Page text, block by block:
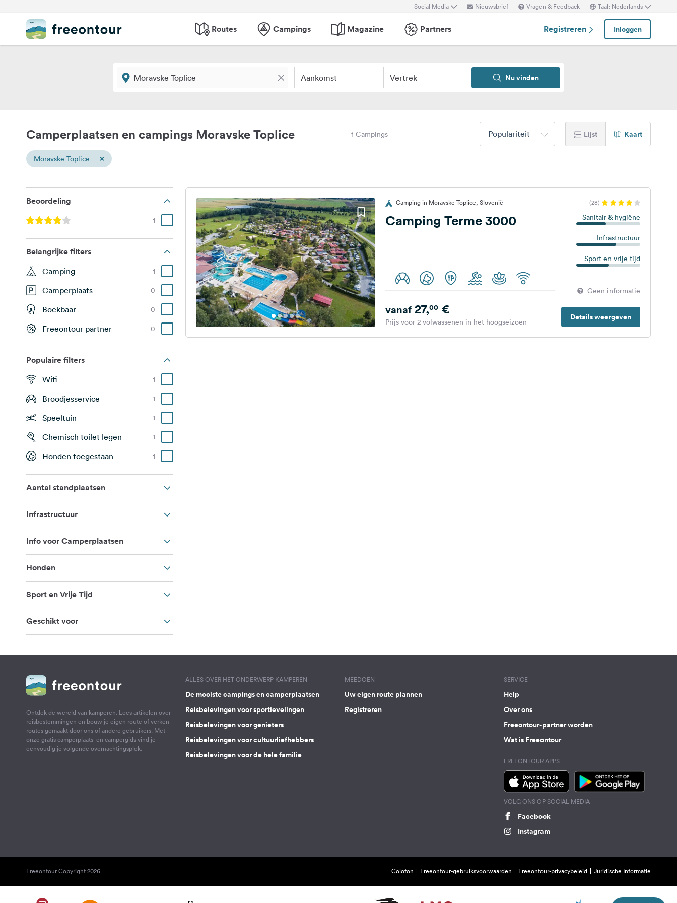
Social Media Nieuwsbrief Vragen & Feedback Taal: Nederlands
Routes Campings Magazine Partners Registreren Inloggen
Aankomst Vertrek Nu vinden
Camperplaatsen en campings Moravske Toplice 1 Campings Populariteit Lijst Kaart
Moravske Toplice ×
Beoordeling
1
Belangrijke filters
Camping 1
Camperplaats 0
Boekbaar 0
Freeontour partner 0
Populaire filters
Wifi 1
Broodjesservice 1
Speeltuin 1
Chemisch toilet legen 1
Honden toegestaan 1
Aantal standplaatsen
Infrastructuur
Info voor Camperplaatsen
Honden
Sport en Vrije Tijd
Geschikt voor
Camping in Moravske Toplice, Slovenië (28)
Camping Terme 3000 Sanitair & hygiëne
Infrastructuur
Sport en vrije tijd
Geen informatie
Details weergeven
vanaf27,00€
Prijs voor 2 volwassenen in het hoogseizoen
Ontdek de wereld van kamperen. Lees artikelen over
reisbestemmingen en bouw je eigen route of verken
routes gemaakt door ons of andere gebruikers. Met
onze gratis camperplaats- en campergids vind je
eenvoudig je volgende overnachtingsplek.
ALLES OVER HET ONDERWERP KAMPEREN
De mooiste campings en camperplaatsen
Reisbelevingen voor sportievelingen
Reisbelevingen voor genieters
Reisbelevingen voor cultuurliefhebbers
Reisbelevingen voor de hele familie
MEEDOEN
Uw eigen route plannen
Registreren
SERVICE
Help
Over ons
Freeontour-partner worden
Wat is Freeontour
FREEONTOUR APPS
VOLG ONS OP SOCIAL MEDIA
Facebook
Instagram
Freeontour Copyright 2026 Colofon Freeontour-gebruiksvoorwaarden Freeontour-privacybeleid Juridische Informatie